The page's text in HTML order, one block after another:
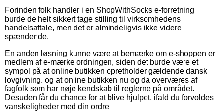
Forinden folk handler i en ShopWithSocks e-forretning
burde de helt sikkert tage stilling til virksomhedens
handelsaftale, men det er almindeligvis ikke videre
spændende.
En anden løsning kunne være at bemærke om e-shoppen er
medlem af e-mærke ordningen, siden det burde være et
sympol på at online butikken opretholder gældende dansk
lovgivning, og at online butikken nu og da overværes af
fagfolk som har nøje kendskab til reglerne på området.
Desuden får du chance for at blive hjulpet, ifald du forvoldes
vanskeligheder med din ordre.